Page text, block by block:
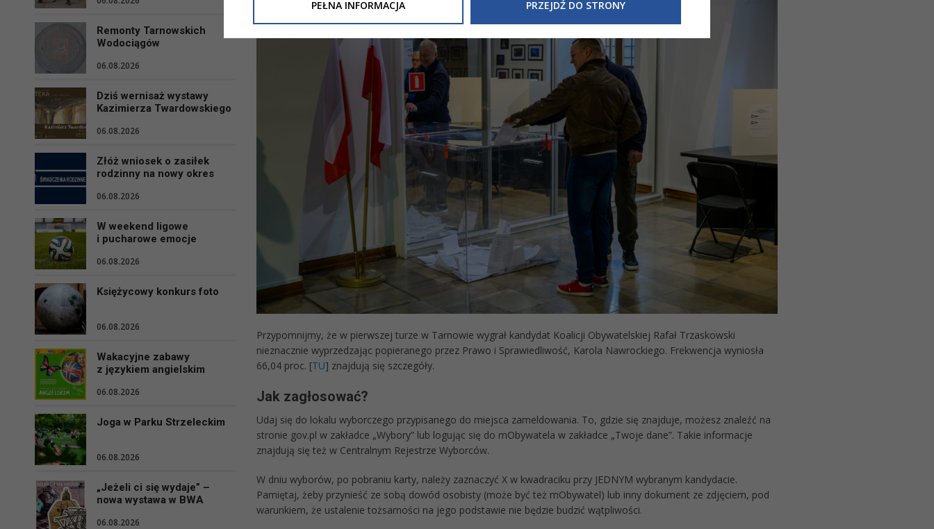
Remonty Tarnowskich
Wodociągów
06.08.2026
Dziś wernisaż wystawy
Kazimierza Twardowskiego
06.08.2026
Złóż wniosek o zasiłek
rodzinny na nowy okres
06.08.2026
W weekend ligowe
i pucharowe emocje
06.08.2026
Księżycowy konkurs foto
06.08.2026
Wakacyjne zabawy
z językiem angielskim
06.08.2026
Joga w Parku Strzeleckim
06.08.2026
„Jeżeli ci się wydaje” –
nowa wystawa w BWA
06.08.2026
Przypomnijmy, że w pierwszej turze w Tarnowie wygrał kandydat Koalicji Obywatelskiej Rafał Trzaskowski
nieznacznie wyprzedzając popieranego przez Prawo i Sprawiedliwość, Karola Nawrockiego. Frekwencja wyniosła
66,04 proc. [TU] znajdują się szczegóły.
Jak zagłosować?
Udaj się do lokalu wyborczego przypisanego do miejsca zameldowania. To, gdzie się znajduje, możesz znaleźć na
stronie gov.pl w zakładce „Wybory” lub logując się do mObywatela w zakładce „Twoje dane”. Takie informacje
znajdują się też w Centralnym Rejestrze Wyborców.
W dniu wyborów, po pobraniu karty, należy zaznaczyć X w kwadraciku przy JEDNYM wybranym kandydacie.
Pamiętaj, żeby przynieść ze sobą dowód osobisty (może być też mObywatel) lub inny dokument ze zdjęciem, pod
warunkiem, że ustalenie tożsamości na jego podstawie nie będzie budzić wątpliwości.
Niniejsza informacja nie wymaga od Państwa żadnych dodatkowych działań.
PEŁNA INFORMACJA PRZEJDŹ DO STRONY